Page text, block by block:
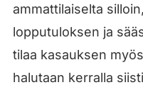
ammattilaiselta
lopputuloksen ja
tilaa kasauksen
halutaan kerralla